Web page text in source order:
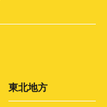
東北地方